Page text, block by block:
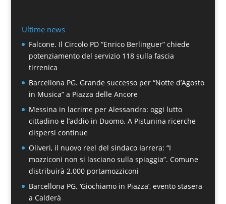
Ultime news
Falcone. Il Circolo PD “Enrico Berlinguer” chiede
potenziamento del servizio 118 sulla fascia
tirrenica
Barcellona PG. Grande successo per “Notte d’Agosto
in Musica” a Piazza delle Ancore
Messina in lacrime per Alessandra: oggi lutto
cittadino e l’addio in Duomo. A Pistunina ricerche
dispersi continue
Oliveri, il nuovo reel del sindaco Iarrera: “I
mozziconi non si lasciano sulla spiaggia”. Comune
distribuirà 2.000 portamozziconi
Barcellona PG. ‘Giochiamo in Piazza’, evento stasera
a Calderà